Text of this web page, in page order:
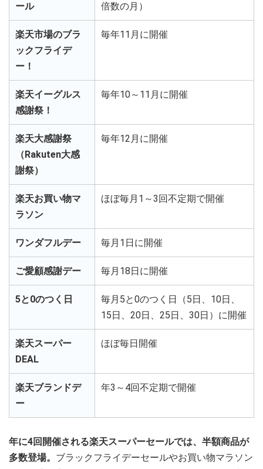
ール
倍数の月）
楽天市場のブラ
ックフライデ
ー！
毎年11月に開催
楽天イーグルス
感謝祭！
毎年10～11月に開催
楽天大感謝祭
（Rakuten大感
謝祭）
毎年12月に開催
楽天お買い物マ
ラソン
ほぼ毎月1～3回不定期で開催
ワンダフルデー 毎月1日に開催
ご愛顧感謝デー 毎月18日に開催
5と0のつく日
毎月5と0のつく日（5日、10日、
15日、20日、25日、30日）に開催
楽天スーパー
DEAL
ほぼ毎日開催
楽天ブランドデ
ー
年3～4回不定期で開催
年に4回開催される楽天スーパーセールでは、半額商品が
多数登場。 ブラックフライデーセールやお買い物マラソン